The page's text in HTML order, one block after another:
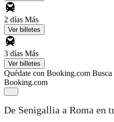
2 días Más
Ver billetes
3 días Más
Ver billetes
Quédate con Booking.com Busca
Booking.com
De Senigallia a Roma en